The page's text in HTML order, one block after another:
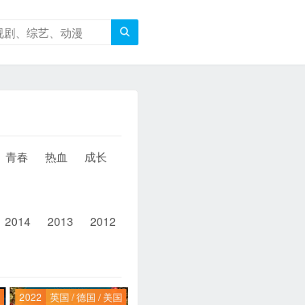

青春 热血 成长
2014 2013 2012
2022 英国 / 德国 / 美国